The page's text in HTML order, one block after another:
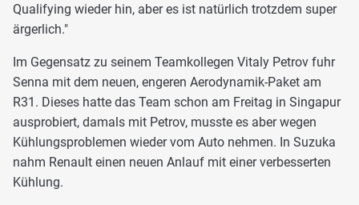
Qualifying wieder hin, aber es ist natürlich trotzdem super
ärgerlich."
Im Gegensatz zu seinem Teamkollegen Vitaly Petrov fuhr
Senna mit dem neuen, engeren Aerodynamik-Paket am
R31. Dieses hatte das Team schon am Freitag in Singapur
ausprobiert, damals mit Petrov, musste es aber wegen
Kühlungsproblemen wieder vom Auto nehmen. In Suzuka
nahm Renault einen neuen Anlauf mit einer verbesserten
Kühlung.